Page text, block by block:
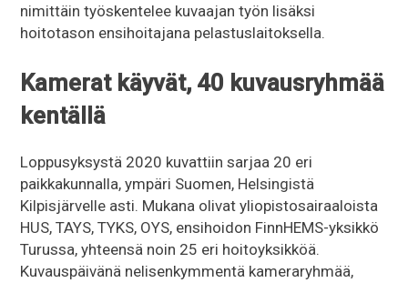
nimittäin työskentelee kuvaajan työn lisäksi
hoitotason ensihoitajana pelastuslaitoksella.
Kamerat käyvät, 40 kuvausryhmää
kentällä
Loppusyksystä 2020 kuvattiin sarjaa 20 eri
paikkakunnalla, ympäri Suomen, Helsingistä
Kilpisjärvelle asti. Mukana olivat yliopistosairaaloista
HUS, TAYS, TYKS, OYS, ensihoidon FinnHEMS-yksikkö
Turussa, yhteensä noin 25 eri hoitoyksikköä.
Kuvauspäivänä nelisenkymmentä kameraryhmää,